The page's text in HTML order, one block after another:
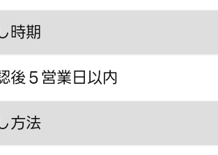
時期
後５営業日以内
方法